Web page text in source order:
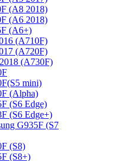
(A8 2018)
(A6 2018)
(A6+)
(A710F)
(A720F)
(A730F)
mini)
(Alpha)
(S6 Edge)
(S6 Edge+)
G935F (S7
(S8)
(S8+)